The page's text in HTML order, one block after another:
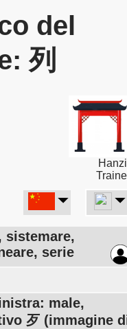
del
列
sistemare,
serie
male,
歹 (immagine